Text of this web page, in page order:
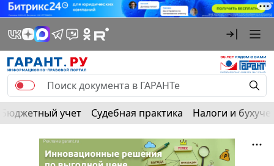
Бюджетный учет Судебная практика Налоги и